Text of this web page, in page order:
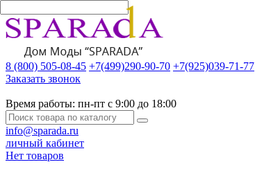
8 (800) 505-08-45 +7(499)290-90-70 +7(925)039-71-77
Заказать звонок
Время работы: пн-пт с 9:00 до 18:00
info@sparada.ru
личный кабинет
Нет товаров